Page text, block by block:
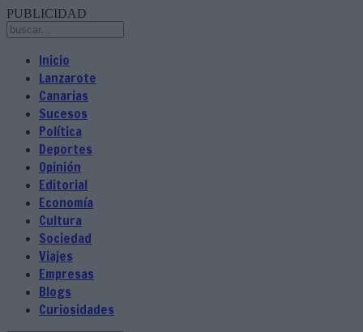
PUBLICIDAD
Inicio
Lanzarote
Canarias
Sucesos
Política
Deportes
Opinión
Editorial
Economía
Cultura
Sociedad
Viajes
Empresas
Blogs
Curiosidades